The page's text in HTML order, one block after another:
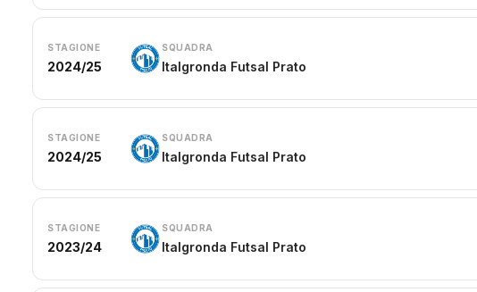
STAGIONE
2024/25
SQUADRA
Italgronda Futsal Prato
STAGIONE
2024/25
SQUADRA
Italgronda Futsal Prato
STAGIONE
2023/24
SQUADRA
Italgronda Futsal Prato